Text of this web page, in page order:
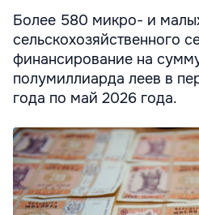
Более 580 микро- и
сельскохозяйственного
финансирование на
полумиллиарда леев в
года по май 2026 года.